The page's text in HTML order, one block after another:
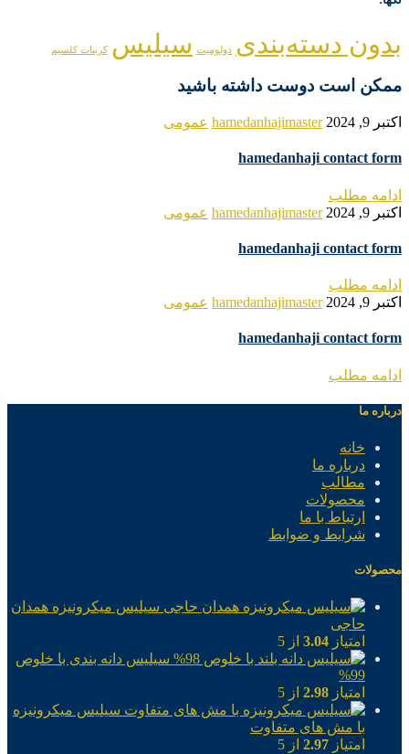
بدون دسته‌بندی دولومیت سیلیس کربنات کلسیم
ممکن است دوست داشته باشید
اکتبر 9, 2024 hamedanhajimaster عمومی
hamedanhaji contact form
ادامه مطلب
اکتبر 9, 2024
hamedanhajimaster عمومی
hamedanhaji contact form
ادامه مطلب
اکتبر 9, 2024
hamedanhajimaster عمومی
hamedanhaji contact form
ادامه مطلب
درباره ما
خانه
درباره ما
مطالب
محصولات
ارتباط با ما
شرایط و ضوابط
محصولات
سیلیس میکرونیزه همدان
حاجی
امتیاز 3.04 از 5
سیلیس دانه بندی با خلوص
99%
امتیاز 2.98 از 5
سیلیس میکرونیزه
با مش های متفاوت
امتیاز 2.97 از 5